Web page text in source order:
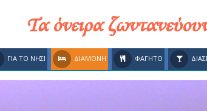
Τα όνειρα
ΓΙΑ ΤΟ ΝΗΣΙ ΔΙΑΜΟΝΗ ΦΑΓΗΤΟ